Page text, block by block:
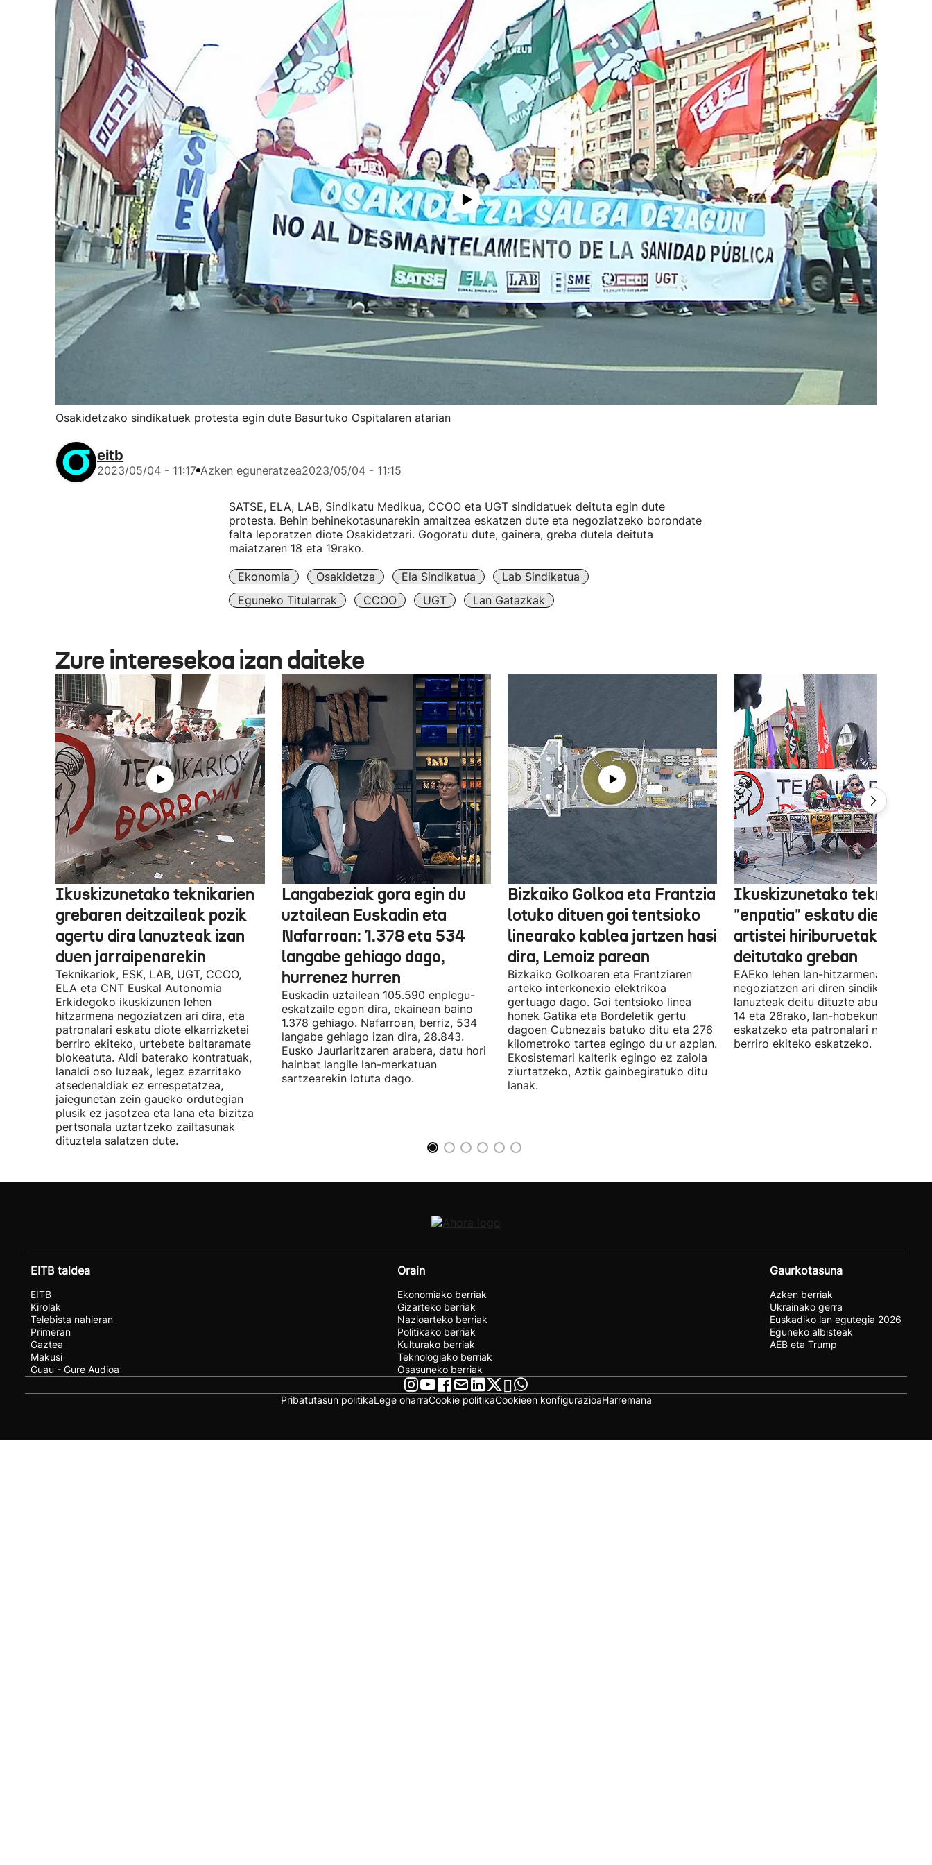
Osakidetzako sindikatuek protesta egin dute Basurtuko Ospitalaren atarian
eitb
2023/05/04 - 11:17 Azken eguneratzea2023/05/04 - 11:15
SATSE, ELA, LAB, Sindikatu Medikua, CCOO eta UGT sindidatuek deituta egin dute
protesta. Behin behinekotasunarekin amaitzea eskatzen dute eta negoziatzeko borondate
falta leporatzen diote Osakidetzari. Gogoratu dute, gainera, greba dutela deituta
maiatzaren 18 eta 19rako.
Ekonomia Osakidetza Ela Sindikatua
Lab Sindikatua
Eguneko Titularrak
CCOO UGT Lan Gatazkak
Zure interesekoa izan daiteke
Ikuskizunetako teknikarien
grebaren deitzaileak pozik
agertu dira lanuzteak izan
duen jarraipenarekin
Teknikariok, ESK, LAB, UGT, CCOO,
ELA eta CNT Euskal Autonomia
Erkidegoko ikuskizunen lehen
hitzarmena negoziatzen ari dira, eta
patronalari eskatu diote elkarrizketei
berriro ekiteko, urtebete baitaramate
blokeatuta. Aldi baterako kontratuak,
lanaldi oso luzeak, legez ezarritako
atsedenaldiak ez errespetatzea,
jaiegunetan zein gaueko ordutegian
plusik ez jasotzea eta lana eta bizitza
pertsonala uztartzeko zailtasunak
dituztela salatzen dute.
Langabeziak gora egin du
uztailean Euskadin eta
Nafarroan: 1.378 eta 534
langabe gehiago dago,
hurrenez hurren
Euskadin uztailean 105.590 enplegu-
eskatzaile egon dira, ekainean baino
1.378 gehiago. Nafarroan, berriz, 534
langabe gehiago izan dira, 28.843.
Eusko Jaurlaritzaren arabera, datu hori
hainbat langile lan-merkatuan
sartzearekin lotuta dago.
Bizkaiko Golkoa eta Frantzia
lotuko dituen goi tentsioko
linearako kablea jartzen hasi
dira, Lemoiz parean
Bizkaiko Golkoaren eta Frantziaren
arteko interkonexio elektrikoa
gertuago dago. Goi tentsioko linea
honek Gatika eta Bordeletik gertu
dagoen Cubnezais batuko ditu eta 276
kilometroko tartea egingo du ur azpian.
Ekosistemari kalterik egingo ez zaiola
ziurtatzeko, Aztik gainbegiratuko ditu
lanak.
Ikuskizunetako teknikariek
"enpatia" eskatu diete
artistei hiriburuetako
deitutako greban
EAEko lehen lan-hitzarmena
negoziatzen ari diren sindikatuek
lanuzteak deitu dituzte abuztuaren 5,
14 eta 26rako, lan-hobekuntzak
eskatzeko eta patronalari
berriro ekiteko eskatzeko.
EITB taldea
EITB
Kirolak
Telebista nahieran
Primeran
Gaztea
Makusi
Guau - Gure Audioa
Orain
Ekonomiako berriak
Gizarteko berriak
Nazioarteko berriak
Politikako berriak
Kulturako berriak
Teknologiako berriak
Osasuneko berriak
Gaurkotasuna
Azken berriak
Ukrainako gerra
Euskadiko lan egutegia 2026
Eguneko albisteak
AEB eta Trump
Pribatutasun politikaLege oharraCookie politikaCookieen konfigurazioaHarremana